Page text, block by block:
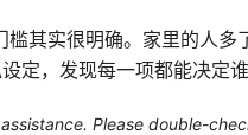
其实很明确。家里的人多
定，发现每一项都能决定
Please double-